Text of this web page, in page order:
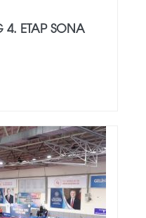
4. ETAP SONA